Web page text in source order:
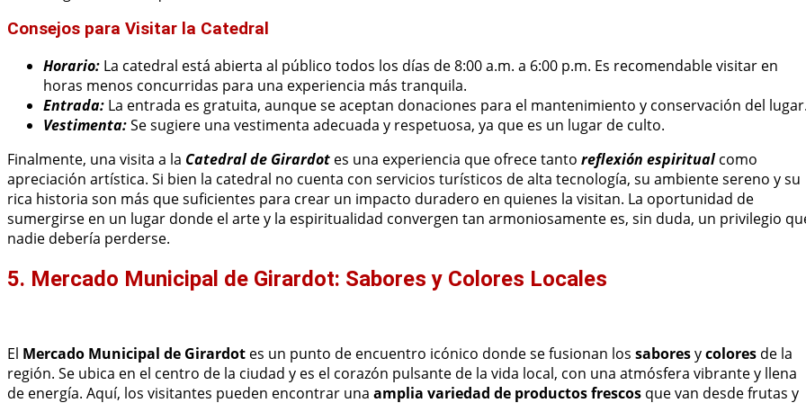
Consejos para Visitar la Catedral
Horario: La catedral está abierta al público todos los días de 8:00 a.m. a 6:00 p.m. Es recomendable visitar en
horas menos concurridas para una experiencia más tranquila.
Entrada: La entrada es gratuita, aunque se aceptan donaciones para el mantenimiento y conservación del
Vestimenta:Se sugiere una vestimenta adecuada y respetuosa, ya que es un lugar de culto.
Finalmente, una visita a la Catedral de Girardot es una experiencia que ofrece tanto reflexión espiritualcomo
apreciación artística. Si bien la catedral no cuenta con servicios turísticos de alta tecnología, su ambiente sereno y su
rica historia son más que suficientes para crear un impacto duradero en quienes la visitan. La oportunidad de
sumergirse en un lugar donde el arte y la espiritualidad convergen tan armoniosamente es, sin duda, un privilegio
nadie debería perderse.
5. Mercado Municipal de Girardot: Sabores y Colores Locales
El Mercado Municipal de Girardot es un punto de encuentro icónico donde se fusionan los saboresycolores de la
región. Se ubica en el centro de la ciudad y es el corazón pulsante de la vida local, con una atmósfera vibrante y llena
de energía. Aquí, los visitantes pueden encontrar una amplia variedad de productos frescos que van desde frutas y